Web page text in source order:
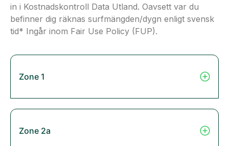
in i Kostnadskontroll Data Utland. Oavsett var du
befinner dig räknas surfmängden/dygn enligt svensk
tid* Ingår inom Fair Use Policy (FUP).
Zone 1
Zone 2a